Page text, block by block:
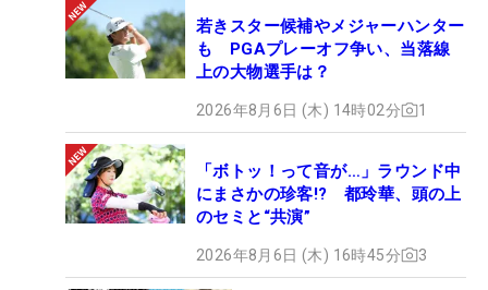
若きスター候補やメジャーハンター
も PGAプレーオフ争い、当落線
上の大物選手は？
2026年8月6日 (木) 14時02分 1
「ボトッ！って音が…」ラウンド中
にまさかの珍客!? 都玲華、頭の上
のセミと“共演”
2026年8月6日 (木) 16時45分 3